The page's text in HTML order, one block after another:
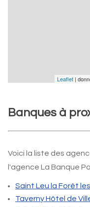
Leaflet |
Banques à
Voici la liste des
l'agence La Banque
Saint Leu la Forêt
Taverny Hôtel de